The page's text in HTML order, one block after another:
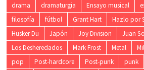
drama
dramaturgia Ensayo musical
filosofía
fútbol Grant Hart Hazlo por
Hüsker Dü
Japón Joy Division Juan
Los Desheredados
Mark Frost Metal
pop
Post-hardcore Post-punk punk